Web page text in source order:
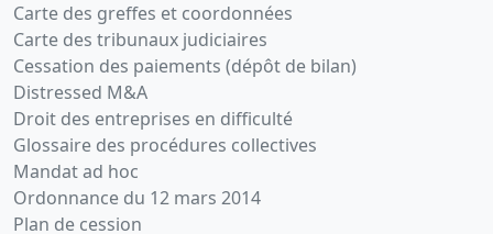
Carte des greffes et coordonnées
Carte des tribunaux judiciaires
Cessation des paiements (dépôt de bilan)
Distressed M&A
Droit des entreprises en difficulté
Glossaire des procédures collectives
Mandat ad hoc
Ordonnance du 12 mars 2014
Plan de cession